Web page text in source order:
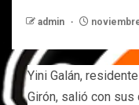
admin
Yini Galán,
Girón, salió con